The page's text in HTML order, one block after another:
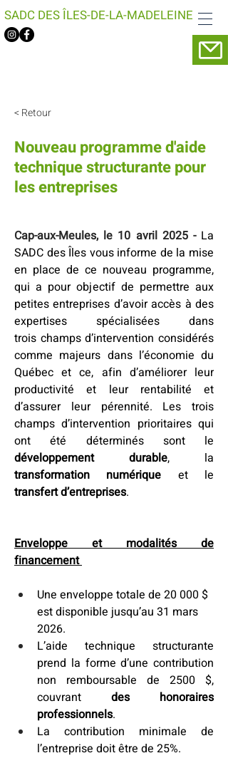
SADC DES ÎLES-DE-LA-MADELEINE
< Retour
Nouveau programme d'aide
technique structurante pour
les entreprises
Cap-aux-Meules, le 10 avril 2025 - La
SADC des Îles vous informe de la mise
en place de ce nouveau programme,
qui a pour objectif de permettre aux
petites entreprises d’avoir accès à des
expertises spécialisées dans
trois champs d’intervention considérés
comme majeurs dans l’économie du
Québec et ce, afin d’améliorer leur
productivité et leur rentabilité et
d’assurer leur pérennité. Les trois
champs d’intervention prioritaires qui
développement durable
transformation numérique
transfert d’entreprises.
Enveloppe et modalités de
financement
Une enveloppe totale de 20 000 $
est disponible jusqu’au 31 mars
2026.
L’aide technique structurante
prend la forme d’une contribution
non remboursable de 2500 $,
couvrant des honoraires
professionnels.
La contribution minimale de
l’entreprise doit être de 25%.